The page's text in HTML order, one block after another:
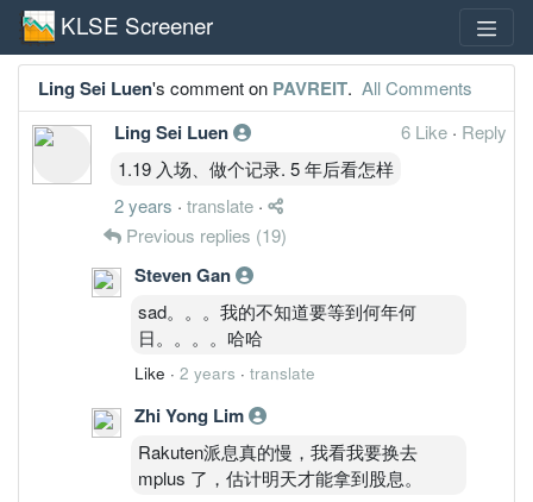
KLSE Screener
Ling Sei Luen's comment on PAVREIT. All Comments
Ling Sei Luen 6 Like · Reply
1.19 入场、做个记录. 5 年后看怎样
2 years · translate ·
Previous replies (19)
Steven Gan
sad。。。我的不知道要等到何年何
日。。。。哈哈
Like · 2 years · translate
Zhi Yong Lim
Rakuten派息真的慢，我看我要换去
mplus 了，估计明天才能拿到股息。